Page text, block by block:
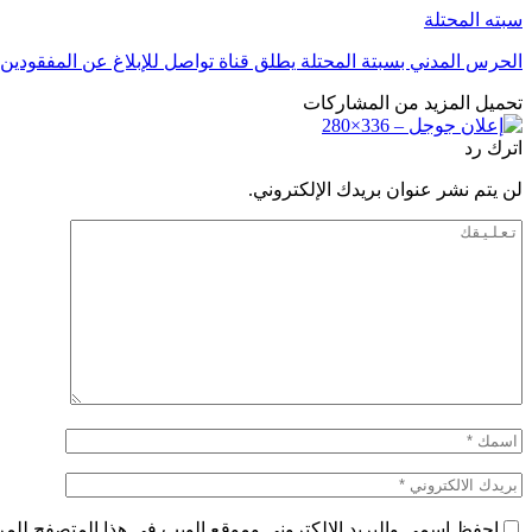
سبته المحتلة
الحرس المدني بسبتة المحتلة يطلق قناة تواصل للإبلاغ عن المفقودين
تحميل المزيد من المشاركات
اترك رد
لن يتم نشر عنوان بريدك الإلكتروني.